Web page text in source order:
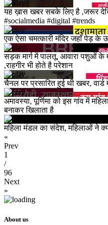
यह ख़ास खबर सबके लिए है ,जरूर
#socialmedia #digital #trends
एक ऐसा चमत्कारी मंदिर जहाँ पेड़
सड़क मार्ग में पालतू, आवारा पशुओं के
,राहगीर भी होते है परेशान
चैनल पर प्रसारित हुई थी खबर,
अमावस्या, पूर्णिमा को इस गांव में
बनाकर खिलाता है
महिला मंडल का संदेश, महिलाओं ने
«
Prev
1
/
96
Next
»
About us